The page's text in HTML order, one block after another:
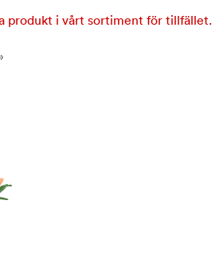
produkt i vårt sortiment för tillfället.